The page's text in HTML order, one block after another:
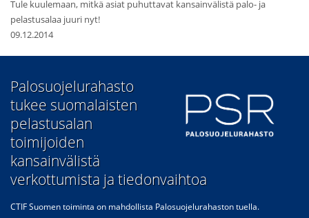
Tule kuulemaan, mitkä asiat puhuttavat kansainvälistä palo- ja
pelastusalaa juuri nyt!
09.12.2014
​Palosuojelurahasto
tukee suomalaisten
pelastusalan
toimijoiden
kansainvälistä
verkottumista ja tiedonvaihtoa
CTIF Suomen toiminta on mahdollista Palosuojelurahaston tuella.